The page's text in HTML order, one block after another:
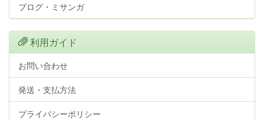
ブログ・ミサンガ
利用ガイド
お問い合わせ
発送・支払方法
プライバシーポリシー